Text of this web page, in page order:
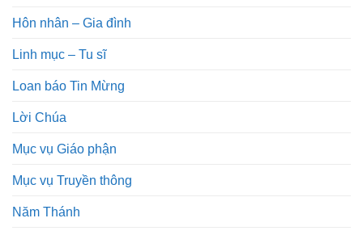
Hôn nhân – Gia đình
Linh mục – Tu sĩ
Loan báo Tin Mừng
Lời Chúa
Mục vụ Giáo phận
Mục vụ Truyền thông
Năm Thánh